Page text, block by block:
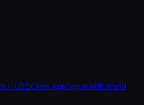
） USDCMini AppSign in with World